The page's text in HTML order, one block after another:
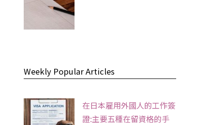
Weekly Popular Articles
在日本雇用外國人的工作簽
證:主要五種在留資格的手